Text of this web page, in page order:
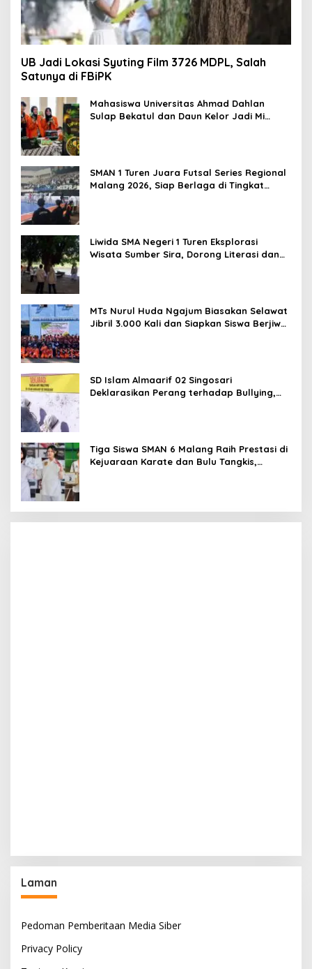
UB Jadi Lokasi Syuting Film 3726 MDPL, Salah
Satunya di FBiPK
Mahasiswa Universitas Ahmad Dahlan
Sulap Bekatul dan Daun Kelor Jadi Mi
SMAN 1 Turen Juara Futsal Series Regional
Malang 2026, Siap Berlaga di Tingkat
Liwida SMA Negeri 1 Turen Eksplorasi
Wisata Sumber Sira, Dorong Literasi dan
MTs Nurul Huda Ngajum Biasakan Selawat
Jibril 3.000 Kali dan Siapkan Siswa Berjiwa
SD Islam Almaarif 02 Singosari
Deklarasikan Perang terhadap Bullying,
Tiga Siswa SMAN 6 Malang Raih Prestasi di
Kejuaraan Karate dan Bulu Tangkis,
Laman
Pedoman Pemberitaan Media Siber
Privacy Policy